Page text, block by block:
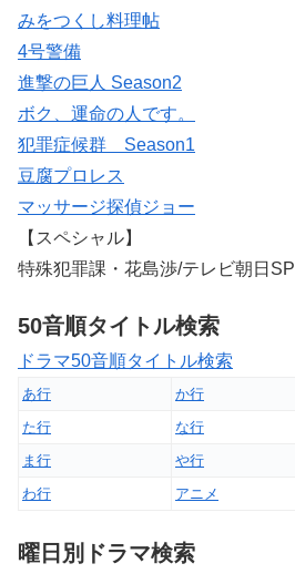
みをつくし料理帖
4号警備
進撃の巨人 Season2
ボク、運命の人です。
犯罪症候群 Season1
豆腐プロレス
マッサージ探偵ジョー
【スペシャル】
特殊犯罪課・花島渉/テレビ朝日SP
50音順タイトル検索
ドラマ50音順タイトル検索
あ行 か行
た行
な行
ま行
や行
わ行
アニメ
曜日別ドラマ検索